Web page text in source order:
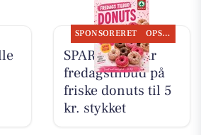
SPONSORERET OPSLAGSTAVLEN
SPAR Visse har
fredagstilbud på
friske donuts til 5
kr. stykket